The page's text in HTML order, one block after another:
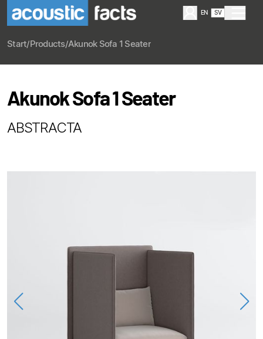
EN SV
Start/Products/Akunok Sofa 1 Seater
Akunok Sofa 1 Seater
ABSTRACTA